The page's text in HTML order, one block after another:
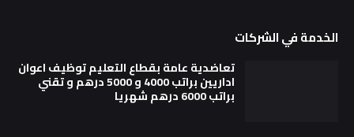
الخدمة في الشركات
تعاضدية عامة بقطاع التعليم توظيف اعوان
اداريين براتب 4000 و 5000 درهم و تقني
براتب 6000 درهم شهريا